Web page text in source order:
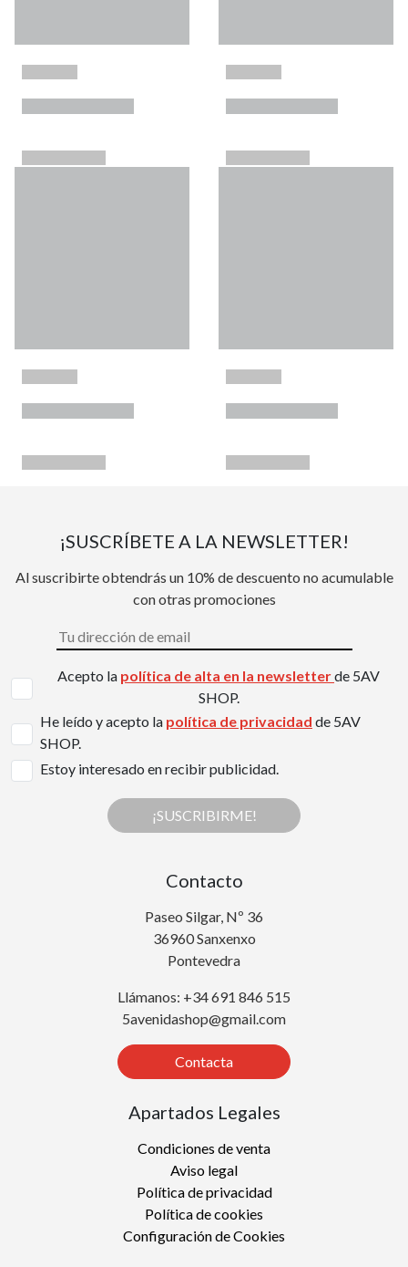
¡SUSCRÍBETE A LA NEWSLETTER!
Al suscribirte obtendrás un 10% de descuento no acumulable
con otras promociones
Acepto la política de alta en la newsletterde 5AV
SHOP.
He leído y acepto la política de privacidad de 5AV
SHOP.
Estoy interesado en recibir publicidad.
¡SUSCRIBIRME!
Contacto
Paseo Silgar, Nº 36
36960 Sanxenxo
Pontevedra
Llámanos: +34 691 846 515
5avenidashop@gmail.com
Contacta
Apartados Legales
Condiciones de venta
Aviso legal
Política de privacidad
Política de cookies
Configuración de Cookies